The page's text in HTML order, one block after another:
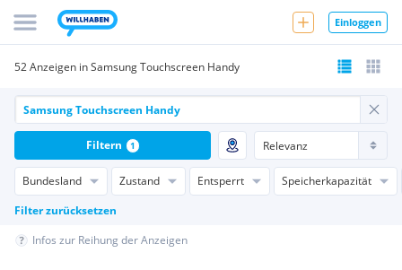
Einloggen
52 Anzeigen in Samsung Touchscreen Handy
Bundesland Zustand Entsperrt
Speicherkapazität
Filter zurücksetzen
Filtern 1
Infos zur Reihung der Anzeigen